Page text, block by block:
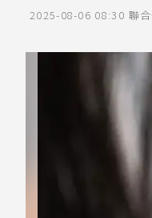
2025-08-06 08:30 聯